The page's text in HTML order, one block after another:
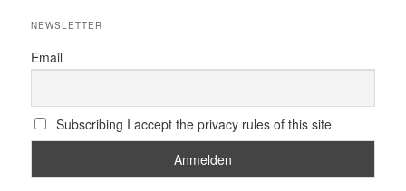
NEWSLETTER
Email
Subscribing I accept the privacy rules of this site